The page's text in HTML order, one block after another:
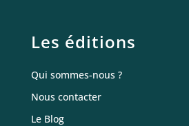
Les éditions
Qui sommes-nous ?
Nous contacter
Le Blog